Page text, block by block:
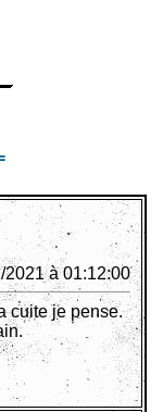
2021 à 01:12:00
cuite je pense.